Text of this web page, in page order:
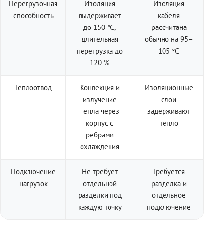
Перегрузочная
способность
Изоляция
выдерживает
до 150 °C,
длительная
перегрузка до
120 %
Изоляция
кабеля
рассчитана
обычно на 95–
105 °C
Теплоотвод
Конвекция и
излучение
тепла через
корпус с
рёбрами
охлаждения
Изоляционные
слои
задерживают
тепло
Подключение
нагрузок
Не требует
отдельной
разделки под
каждую точку
Требуется
разделка и
отдельное
подключение